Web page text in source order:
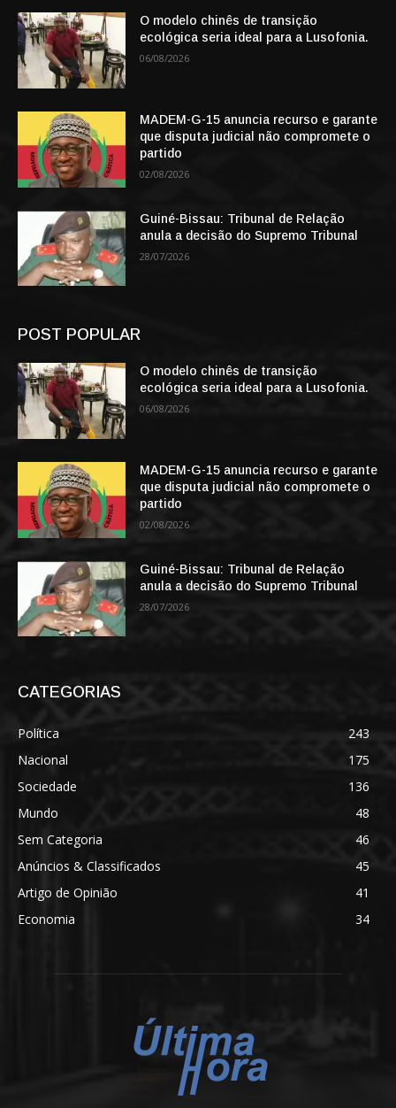
O modelo chinês de transição
ecológica seria ideal para a Lusofonia.
06/08/2026
MADEM-G-15 anuncia recurso e garante
que disputa judicial não compromete o
partido
02/08/2026
Guiné-Bissau: Tribunal de Relação
anula a decisão do Supremo Tribunal
28/07/2026
POST POPULAR
O modelo chinês de transição
ecológica seria ideal para a Lusofonia.
06/08/2026
MADEM-G-15 anuncia recurso e garante
que disputa judicial não compromete o
partido
02/08/2026
Guiné-Bissau: Tribunal de Relação
anula a decisão do Supremo Tribunal
28/07/2026
CATEGORIAS
Política
243
Nacional
175
Sociedade
136
Mundo
48
Sem Categoria
46
Anúncios & Classificados
45
Artigo de Opinião
41
Economia
34